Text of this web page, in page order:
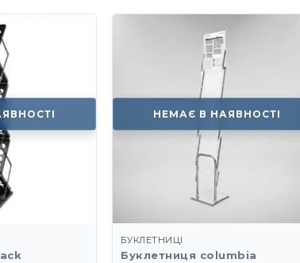
НЕМАЄ В НАЯВНОСТІ
БУКЛЕТНИЦІ
Буклетниця columbia